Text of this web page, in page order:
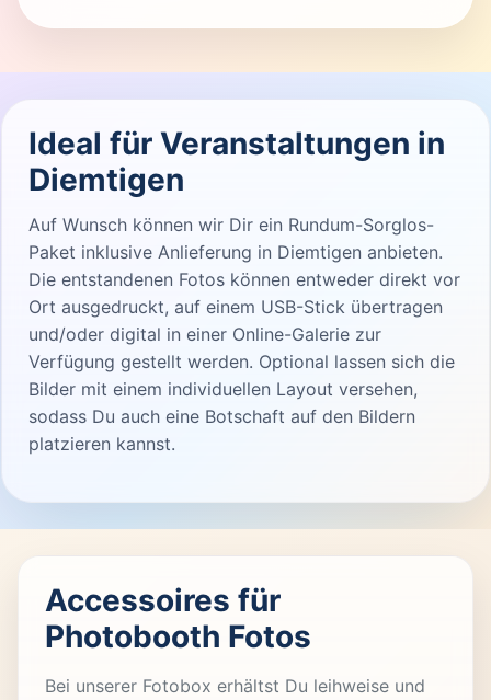
Ideal für Veranstaltungen in
Diemtigen
Auf Wunsch können wir Dir ein Rundum-Sorglos-
Paket inklusive Anlieferung in Diemtigen anbieten.
Die entstandenen Fotos können entweder direkt vor
Ort ausgedruckt, auf einem USB-Stick übertragen
und/oder digital in einer Online-Galerie zur
Verfügung gestellt werden. Optional lassen sich die
Bilder mit einem individuellen Layout versehen,
sodass Du auch eine Botschaft auf den Bildern
platzieren kannst.
Accessoires für
Photobooth Fotos
Bei unserer Fotobox erhältst Du leihweise und